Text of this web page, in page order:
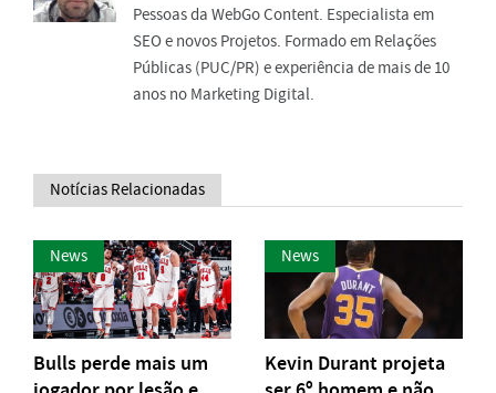
Pessoas da WebGo Content. Especialista em
SEO e novos Projetos. Formado em Relações
Públicas (PUC/PR) e experiência de mais de 10
anos no Marketing Digital.
Notícias Relacionadas
News
Bulls perde mais um
News
Kevin Durant projeta